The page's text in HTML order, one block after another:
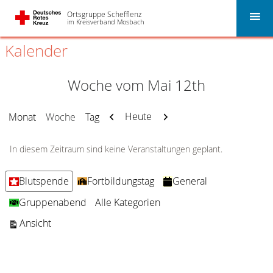
Ortsgruppe Schefflenz
im Kreisverband Mosbach
Kalender
Woche vom Mai 12th
Monat Woche Tag Zurück
Heute Weiter
In diesem Zeitraum sind keine Veranstaltungen geplant.
Kategorien
Blutspende Fortbildungstag
General
Gruppenabend
Alle Kategorien
Ansichtausdrucken